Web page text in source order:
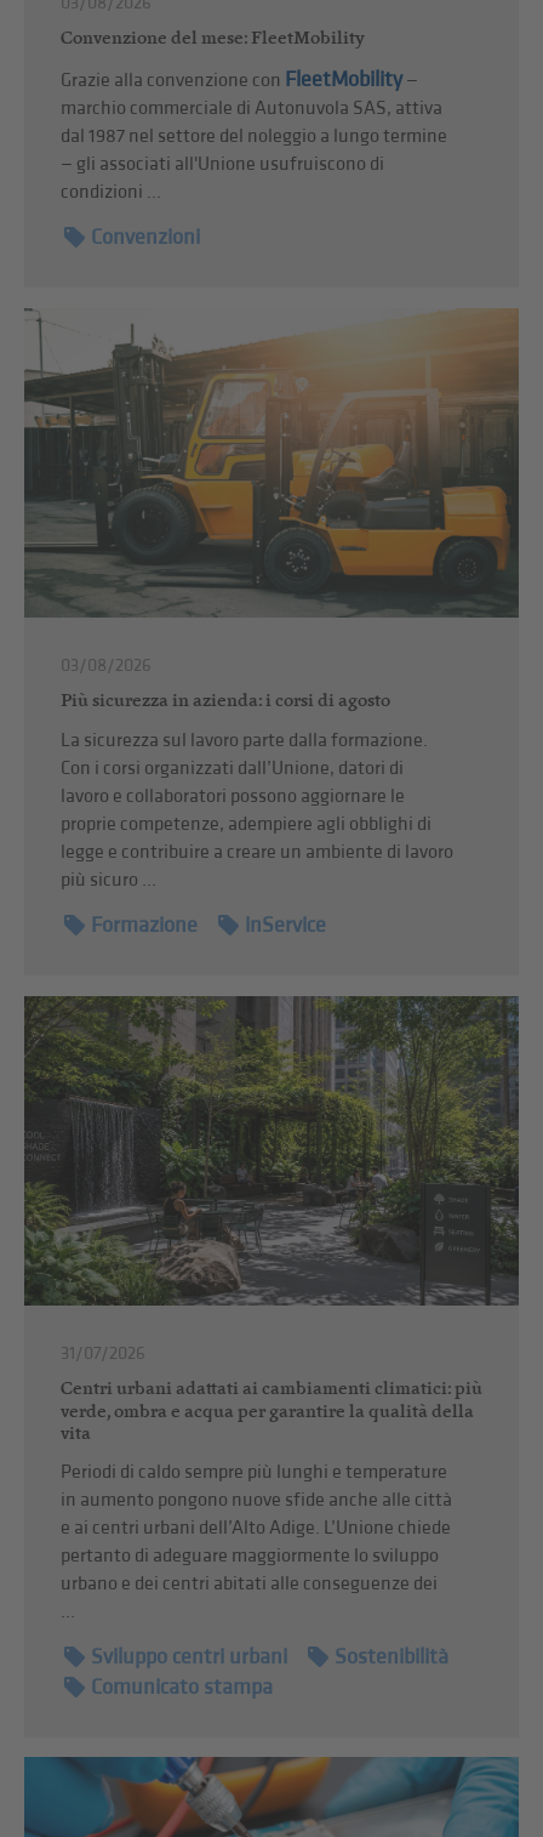
Convenzione del mese: FleetMobility
Grazie alla convenzione con FleetMobility—
marchio commerciale di Autonuvola SAS, attiva
dal 1987 nel settore del noleggio a lungo termine
— gli associati all'Unione usufruiscono di
condizioni ...
Convenzioni
03/08/2026
Più sicurezza in azienda: i corsi di agosto
La sicurezza sul lavoro parte dalla formazione.
Con i corsi organizzati dall’Unione, datori di
lavoro e collaboratori possono aggiornare le
proprie competenze, adempiere agli obblighi di
legge e contribuire a creare un ambiente di lavoro
più sicuro ...
Formazione inService
31/07/2026
Centri urbani adattati ai cambiamenti climatici: più
verde, ombra e acqua per garantire la qualità della
vita
Periodi di caldo sempre più lunghi e temperature
in aumento pongono nuove sfide anche alle città
e ai centri urbani dell’Alto Adige. L’Unione chiede
pertanto di adeguare maggiormente lo sviluppo
urbano e dei centri abitati alle conseguenze dei
...
Sviluppo centri urbani
Sostenibilità
Comunicato stampa